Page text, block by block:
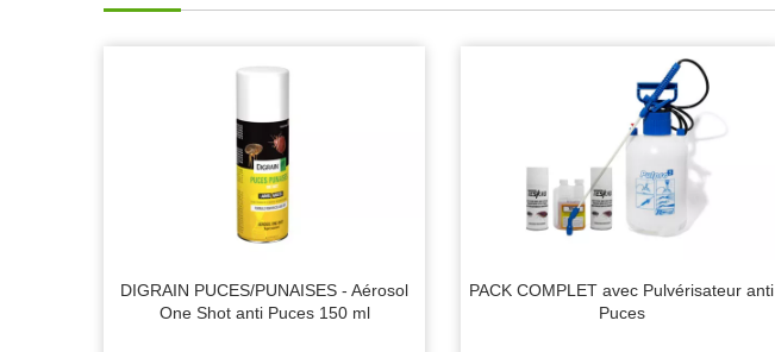
DIGRAIN PUCES/PUNAISES - Aérosol
One Shot anti Puces 150 ml
PACK COMPLET avec Pulvérisateur anti
Puces